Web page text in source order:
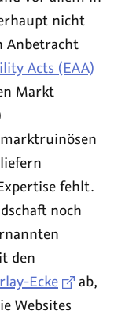
nicht
Anbetracht
Acts (EAA)
Markt
fehlt.
noch
den
Ecke
ab,
Websites